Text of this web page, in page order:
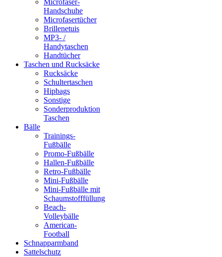
Microfaser-
Handschuhe
Microfasertücher
Brillenetuis
MP3- /
Handytaschen
Handtücher
Taschen und Rucksäcke
Rucksäcke
Schultertaschen
Hipbags
Sonstige
Sonderproduktion
Taschen
Bälle
Trainings-
Fußbälle
Promo-Fußbälle
Hallen-Fußbälle
Retro-Fußbälle
Mini-Fußbälle
Mini-Fußbälle mit
Schaumstofffüllung
Beach-
Volleybälle
American-
Football
Schnapparmband
Sattelschutz